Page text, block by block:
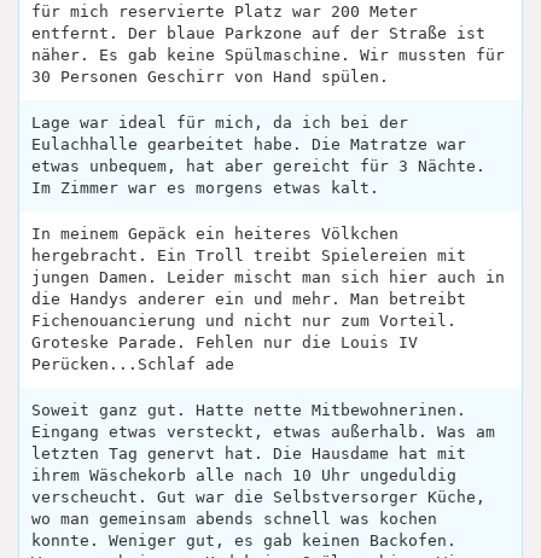
für mich reservierte Platz war 200 Meter
entfernt. Der blaue Parkzone auf der Straße ist
näher. Es gab keine Spülmaschine. Wir mussten für
30 Personen Geschirr von Hand spülen.
Lage war ideal für mich, da ich bei der
Eulachhalle gearbeitet habe. Die Matratze war
etwas unbequem, hat aber gereicht für 3 Nächte.
Im Zimmer war es morgens etwas kalt.
In meinem Gepäck ein heiteres Völkchen
hergebracht. Ein Troll treibt Spielereien mit
jungen Damen. Leider mischt man sich hier auch in
die Handys anderer ein und mehr. Man betreibt
Fichenouancierung und nicht nur zum Vorteil.
Groteske Parade. Fehlen nur die Louis IV
Perücken...Schlaf ade
Soweit ganz gut. Hatte nette Mitbewohnerinen.
Eingang etwas versteckt, etwas außerhalb. Was am
letzten Tag genervt hat. Die Hausdame hat mit
ihrem Wäschekorb alle nach 10 Uhr ungeduldig
verscheucht. Gut war die Selbstversorger Küche,
wo man gemeinsam abends schnell was kochen
konnte. Weniger gut, es gab keinen Backofen.